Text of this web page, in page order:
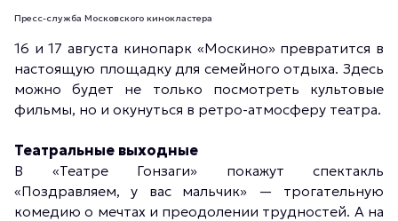
Молодёжь Москвы профессиональная
Молодёжь Москвы туристическая
Все новости
Пресс-служба Московского кинокластера
16 и 17 августа кинопарк «Москино» превратится в
настоящую площадку для семейного отдыха. Здесь
можно будет не только посмотреть культовые
фильмы, но и окунуться в ретро-атмосферу театра.
Театральные выходные
В «Театре Гонзаги» покажут спектакль
«Поздравляем, у вас мальчик» — трогательную
комедию о мечтах и преодолении трудностей. А на